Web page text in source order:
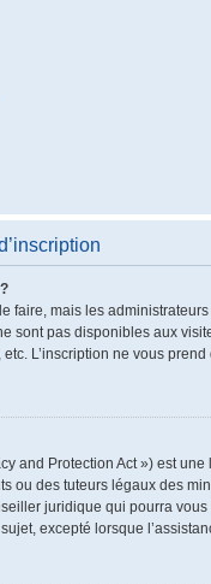
faire, mais les
sont pas disponibles aux
etc. L’inscription ne vous
and Protection Act ») est
ou des tuteurs légaux des
juridique qui pourra
excepté lorsque